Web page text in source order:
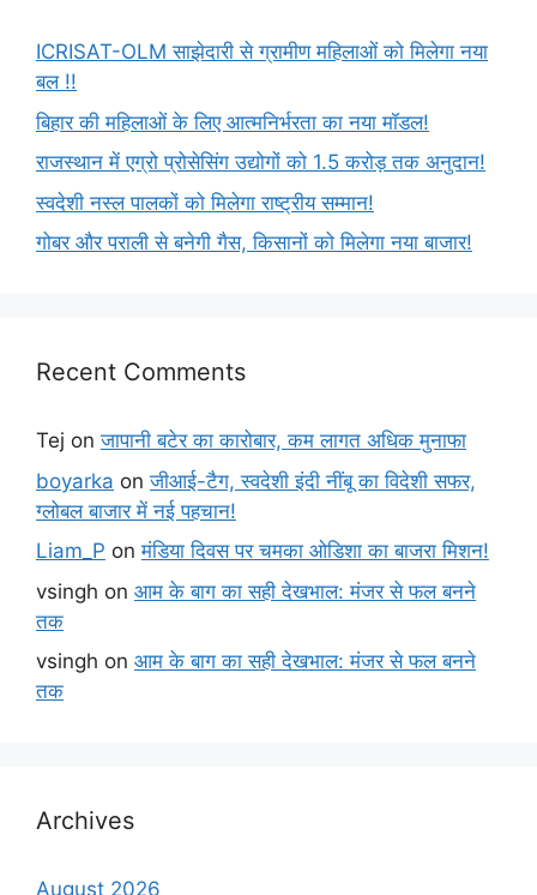
ICRISAT-OLM साझेदारी से ग्रामीण महिलाओं को मिलेगा नया
बल !!
बिहार की महिलाओं के लिए आत्मनिर्भरता का नया मॉडल!
राजस्थान में एग्रो प्रोसेसिंग उद्योगों को 1.5 करोड़ तक अनुदान!
स्वदेशी नस्ल पालकों को मिलेगा राष्ट्रीय सम्मान!
गोबर और पराली से बनेगी गैस, किसानों को मिलेगा नया बाजार!
Recent Comments
Tej onजापानी बटेर का कारोबार, कम लागत अधिक मुनाफा
boyarka onजीआई-टैग, स्वदेशी इंदी नींबू का विदेशी सफर,
ग्लोबल बाजार में नई पहचान!
Liam_P onमंडिया दिवस पर चमका ओडिशा का बाजरा मिशन!
vsingh on आम के बाग का सही देखभाल: मंजर से फल बनने
तक
vsingh on आम के बाग का सही देखभाल: मंजर से फल बनने
तक
Archives
August 2026